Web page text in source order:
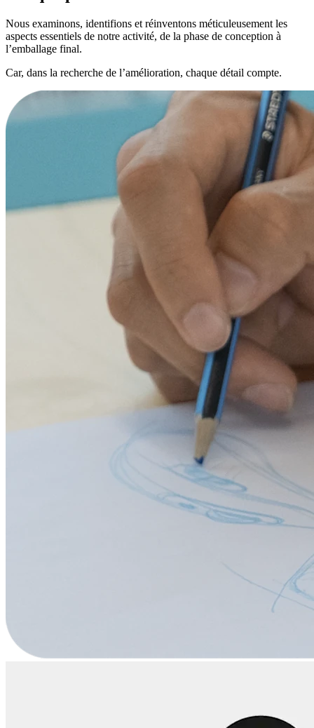
Nous examinons, identifions et réinventons méticuleusement les
aspects essentiels de notre activité, de la phase de conception à
l’emballage final.
Car, dans la recherche de l’amélioration, chaque détail compte.